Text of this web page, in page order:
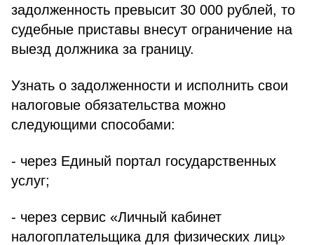
задолженность превысит 30 000 рублей, то
судебные приставы внесут ограничение на
выезд должника за границу.
Узнать о задолженности и исполнить свои
налоговые обязательства можно
следующими способами:
- через Единый портал государственных
услуг;
- через сервис «Личный кабинет
налогоплательщика для физических лиц»